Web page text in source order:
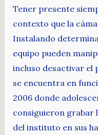
Tener presente
contexto que la
Instalando
equipo pueden
incluso desactivar el
se encuentra en
2006 donde
consiguieron grabar
del instituto en sus